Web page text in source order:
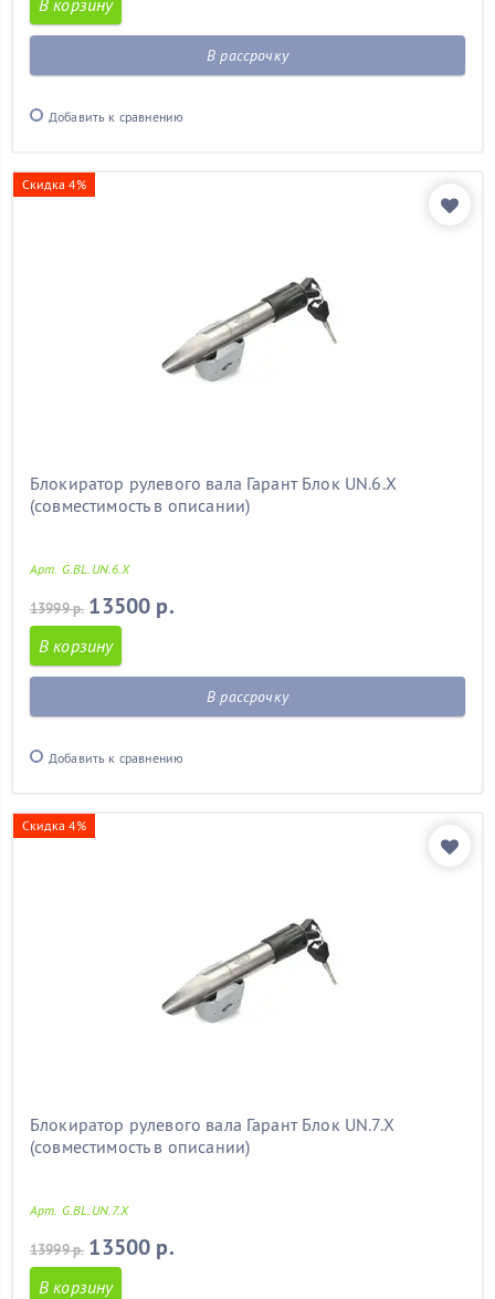
В корзину
В рассрочку
Добавить к сравнению
Скидка 4%
Блокиратор рулевого вала Гарант Блок UN.6.X
(совместимость в описании)
Арт. G.BL.UN.6.X
13999 р. 13500 р.
В корзину
В рассрочку
Добавить к сравнению
Скидка 4%
Блокиратор рулевого вала Гарант Блок UN.7.X
(совместимость в описании)
Арт. G.BL.UN.7.X
13999 р. 13500 р.
В корзину